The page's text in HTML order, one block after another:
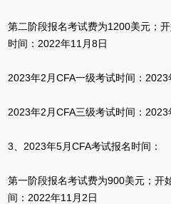
第二阶段报名考试费为1200美元；
时间：2022年11月8日
2023年2月CFA一级考试时间：
2023年2月CFA三级考试时间：
3、2023年5月CFA考试报名时间：
第一阶段报名考试费为900美元；开
间：2022年11月2日